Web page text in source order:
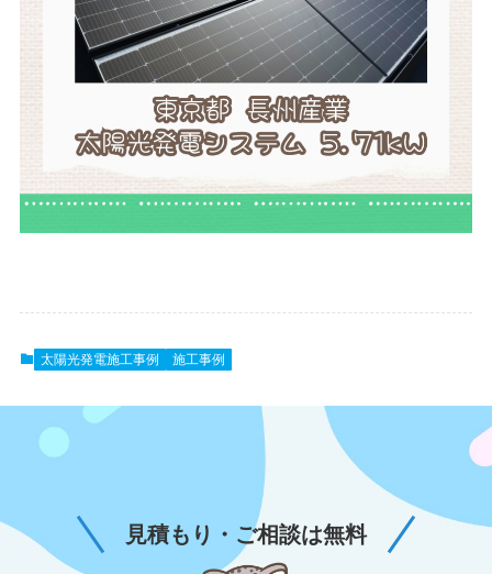
太陽光発電施工事例 施工事例
見積もり・ご相談は無料